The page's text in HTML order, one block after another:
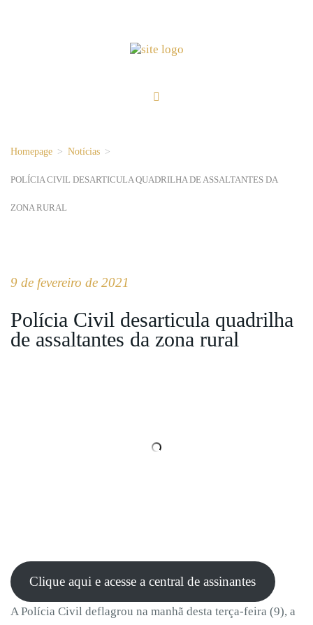
Homepage > Notícias >
POLÍCIA CIVIL DESARTICULA QUADRILHA DE ASSALTANTES DA
ZONA RURAL
9 de fevereiro de 2021
Polícia Civil desarticula quadrilha
de assaltantes da zona rural
Clique aqui e acesse a central de assinantes
A Polícia Civil deflagrou na manhã desta terça-feira (9), a